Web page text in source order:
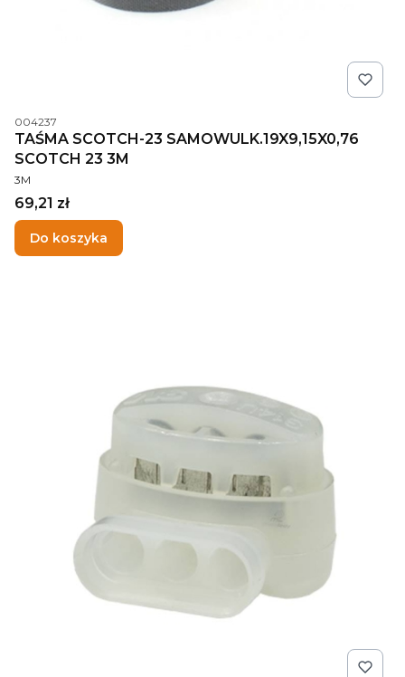
Kod produktu
004237
TAŚMA SCOTCH-23 SAMOWULK.19X9,15X0,76
SCOTCH 23 3M
PRODUCENT
3M
Cena
69,21 zł
Do koszyka